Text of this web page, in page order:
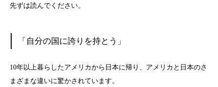
先ずは読んでください。
「自分の国に誇りを持とう」
10年以上暮らしたアメリカから日本に帰り、アメリカと日本のさ
まざまな違いに驚かされています。